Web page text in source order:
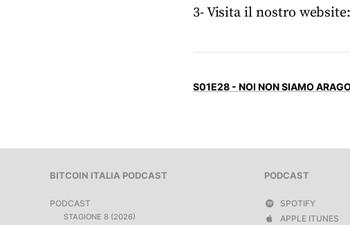
3- Visita il nostro
S01E28 - NOI NON SIAMO
BITCOIN ITALIA PODCAST
PODCAST
STAGIONE 8 (2026)
PODCAST
SPOTIFY
APPLE ITUNES